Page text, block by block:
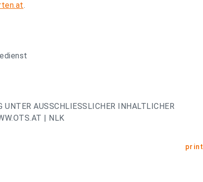
.
AUSSCHLIESSLICHER INHALTLICHER
| NLK
print